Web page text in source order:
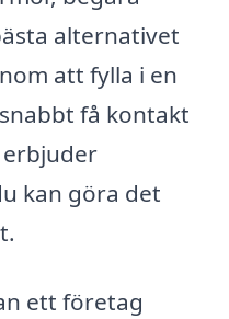
alternativet
att fylla i en
få kontakt
kan göra det
ett företag